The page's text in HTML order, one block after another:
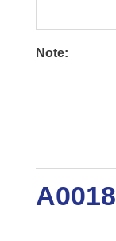
Note:
A0018